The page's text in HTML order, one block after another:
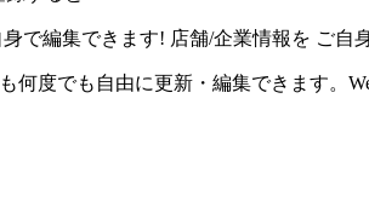
で編集できます! 店舗/企業情報を ご自
何度でも自由に更新・編集できます。